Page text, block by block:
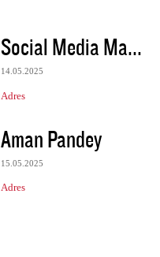
Social Media Ma...
14.05.2025
Adres
Aman Pandey
15.05.2025
Adres